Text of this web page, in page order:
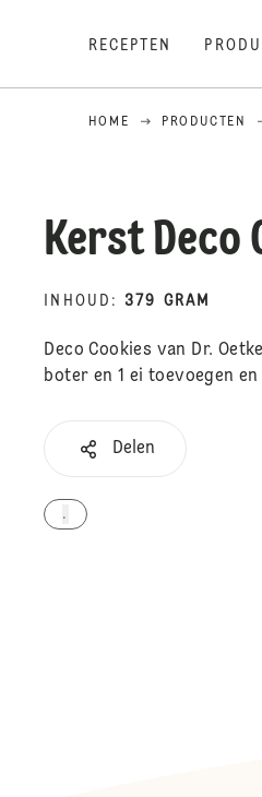
RECEPTEN
HOME PRODUCTEN
Kerst Deco
INHOUD : 379 GRAM
Deco Cookies van Dr.
boter en 1 ei toevoegen
Delen
.